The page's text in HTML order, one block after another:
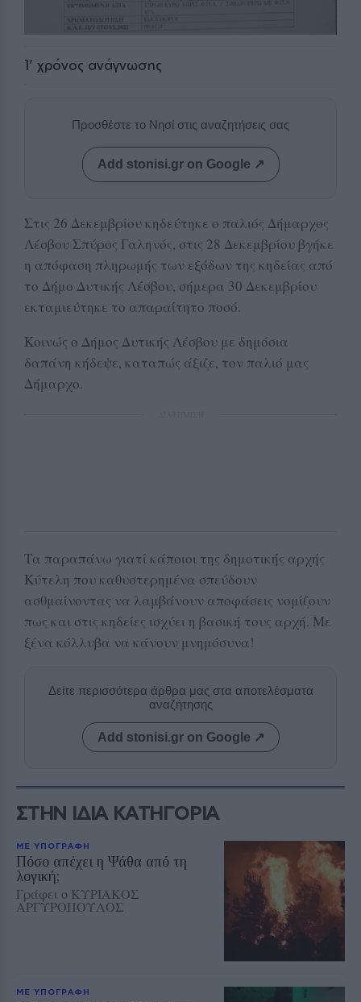
1' χρόνος ανάγνωσης
Προσθέστε το Νησί στις αναζητήσεις σας
Add stonisi.gr on Google ↗
Στις 26 Δεκεμβρίου κηδεύτηκε ο παλιός Δήμαρχος
Λέσβου Σπύρος Γαληνός, στις 28 Δεκεμβρίου βγήκε
η απόφαση πληρωμής των εξόδων της κηδείας από
το Δήμο Δυτικής Λέσβου, σήμερα 30 Δεκεμβρίου
εκταμιεύτηκε το απαραίτητο ποσό.
Κοινώς ο Δήμος Δυτικής Λέσβου με δημόσια
δαπάνη κήδεψε, καταπώς άξιζε, τον παλιό μας
Δήμαρχο.
Τα παραπάνω γιατί κάποιοι της δημοτικής αρχής
Κύτελη που καθυστερημένα σπεύδουν
ασθμαίνοντας να λαμβάνουν αποφάσεις νομίζουν
πως και στις κηδείες ισχύει η βασική τους αρχή. Με
ξένα κόλλυβα να κάνουν μνημόσυνα!
Δείτε περισσότερα άρθρα μας στα αποτελέσματα
αναζήτησης
Add stonisi.gr on Google ↗
ΣΤΗΝ ΙΔΙΑ ΚΑΤΗΓΟΡΙΑ
ΜΕ ΥΠΟΓΡΑΦΗ
Πόσο απέχει η Ψάθα από τη
λογική;
Γράφει ο ΚΥΡΙΑΚΟΣ
ΑΡΓΥΡΟΠΟΥΛΟΣ
ΜΕ ΥΠΟΓΡΑΦΗ